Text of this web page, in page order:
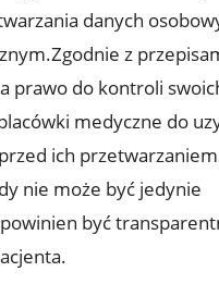
danych
z
prawo do kontroli
medyczne do
ich
nie może być jedynie
być